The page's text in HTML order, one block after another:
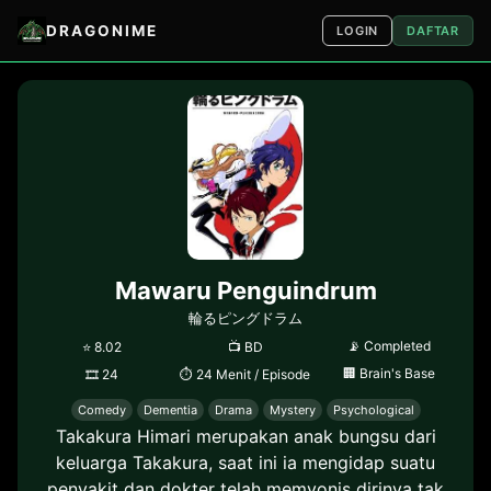
DRAGONIME LOGIN DAFTAR
Mawaru Penguindrum
輪るピングドラム
⭐8.02 📺 BD 📡 Completed
🎞 24 ⏱ 24 Menit / Episode 🏢 Brain's Base
Comedy Dementia Drama Mystery Psychological
Takakura Himari merupakan anak bungsu dari
keluarga Takakura, saat ini ia mengidap suatu